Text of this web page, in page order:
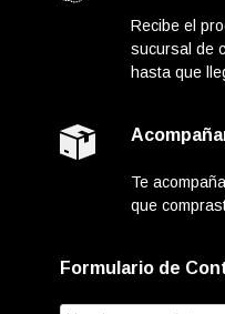
Recibe el
sucursal de
hasta que
Te
que
Formulario de